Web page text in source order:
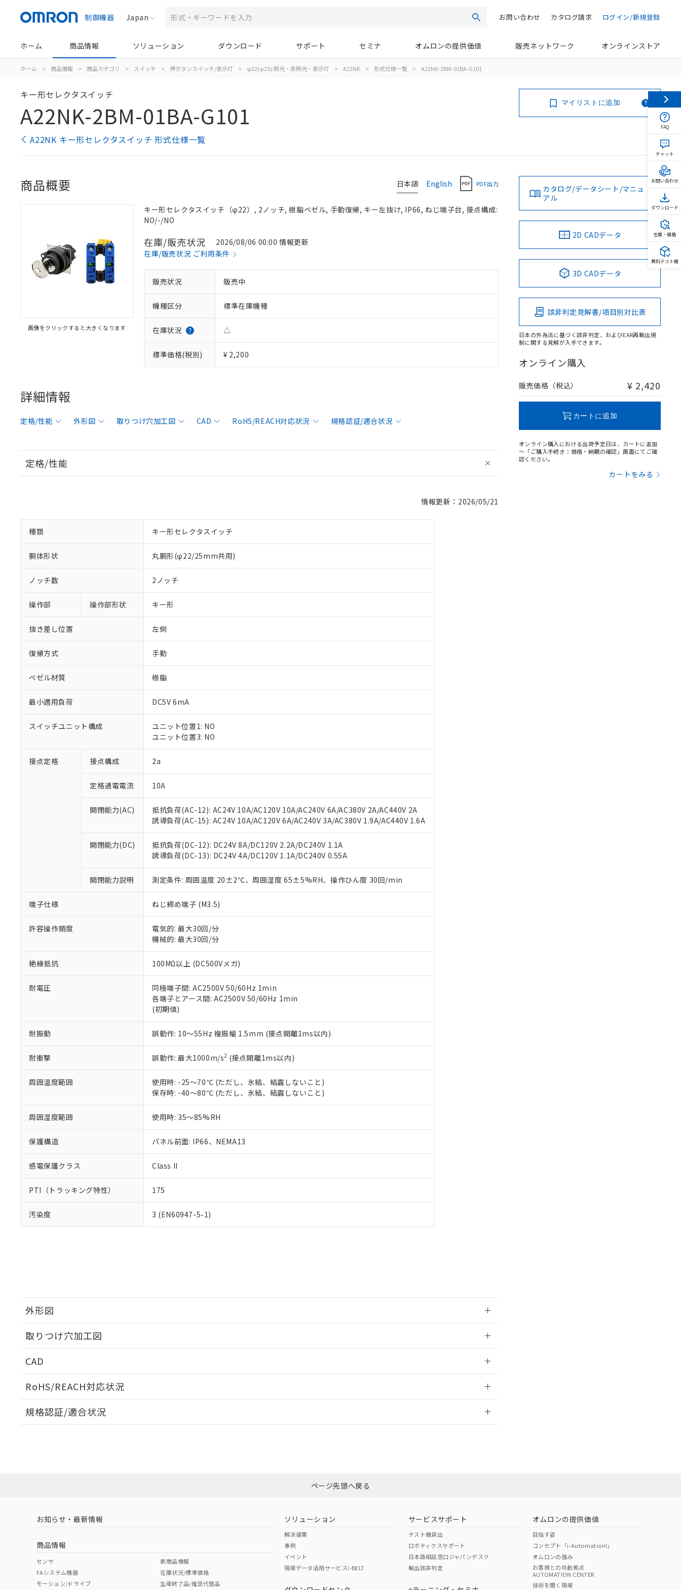
制御機器 Japan 検索 ログイン/新規登録
カタログ請求
お問い合わせ
ホーム 商品情報 ソリューション ダウンロード サポート セミナ オムロンの提供価値 販売ネットワーク オンラインストア
ホーム > 商品情報 > 商品カテゴリ > スイッチ > 押ボタンスイッチ/表示灯 > φ22(φ25):照光・非照光・表示灯 > A22NK > 形式仕様一覧 > A22NK-2BM-01BA-G101
キー形セレクタスイッチ
A22NK-2BM-01BA-G101
A22NK キー形セレクタスイッチ 形式仕様一覧
マイリストに追加
日本語 English PDF出力
商品概要
画像をクリックすると大きくなります
キー形セレクタスイッチ（φ22）, 2ノッチ, 樹脂ベゼル, 手動復帰, キー左抜け, IP66, ねじ端子台, 接点構成:
NO/-/NO
在庫/販売状況
2026/08/06 00:00 情報更新
在庫/販売状況 ご利用条件
販売状況 販売中
機種区分 標準在庫機種
在庫状況 △
標準価格(税別) ¥ 2,200
詳細情報
定格/性能 外形図 取りつけ穴加工図 CAD RoHS/REACH対応状況 規格認証/適合状況
定格/性能
情報更新：2026/05/21
種類 キー形セレクタスイッチ
胴体形状 丸胴形(φ22/25mm共用)
ノッチ数 2ノッチ
操作部 操作部形状 キー形
抜き差し位置 左側
復帰方式 手動
ベゼル材質 樹脂
最小適用負荷 DC5V 6mA
スイッチユニット構成
ユニット位置1: NO
ユニット位置3: NO
接点定格 接点構成 2a
定格通電電流 10A
開閉能力(AC)
抵抗負荷(AC-12): AC24V 10A/AC120V 10A/AC240V 6A/AC380V 2A/AC440V 2A
誘導負荷(AC-15): AC24V 10A/AC120V 6A/AC240V 3A/AC380V 1.9A/AC440V 1.6A
開閉能力(DC)
抵抗負荷(DC-12): DC24V 8A/DC120V 2.2A/DC240V 1.1A
誘導負荷(DC-13): DC24V 4A/DC120V 1.1A/DC240V 0.55A
開閉能力説明 測定条件: 周囲温度 20±2℃、周囲湿度 65±5%RH、操作ひん度 30回/min
端子仕様 ねじ締め端子 (M3.5)
許容操作頻度
電気的: 最大30回/分
機械的: 最大30回/分
絶縁抵抗 100MΩ以上 (DC500Vメガ)
耐電圧
同極端子間: AC2500V 50/60Hz 1min
各端子とアース間: AC2500V 50/60Hz 1min
(初期値)
耐振動 誤動作: 10～55Hz 複振幅 1.5mm (接点開離1ms以内)
耐衝撃 誤動作: 最大1000m/s2 (接点開離1ms以内)
周囲温度範囲
使用時: -25～70℃ (ただし、氷結、結露しないこと)
保存時: -40～80℃ (ただし、氷結、結露しないこと)
周囲湿度範囲 使用時: 35～85%RH
保護構造 パネル前面: IP66、NEMA13
感電保護クラス Class II
PTI（トラッキング特性） 175
汚染度 3 (EN60947-5-1)
外形図
取りつけ穴加工図
CAD
RoHS/REACH対応状況
EU RoHS 注意事項・凡例
ダウンロードはこちら
中国 RoHS 注意事項・凡例
中国 RoHS表
Pb Hg Cr(VI)
規格認証/適合状況
（イギリス
（ノルウェー
（日本
（アメリカ
カタログ/データシート/マニュ
アル
2D CADデータ
3D CADデータ
該非判定見解書/項目別対比表
日本の外為法に基づく該非判定、およびEAR再輸出規
制に関する見解が入手できます。
オンライン購入
販売価格（税込） ¥ 2,420
カートに追加
オンライン購入における出荷予定日は、カートに追加
～「ご購入手続き：価格・納期の確認」画面にてご確
認ください。
カートをみる
ご利用条件
以下の条件をお読みいただき、同意のうえご利用ください。
くものです。
当社制御機器事業取扱商品の中には、本サービスの対象外となる商品もあることをご了承ください。
在庫状況および標準価格照会結果は、記載している更新日時点での社内データに基づき作成されるも
のであり、閲覧された時点での実際の在庫および標準価格とは異なる場合があることをご了承くださ
い。
正式な納期状況および標準価格はお客様のお取引先、またはお客様担当のオムロン制御機器販売店・
当社販売員にご相談ください。
在庫状況および標準価格結果を当社の事前の承諾なく第三者に漏洩または開示しないようお願いしま
す。
マイパーツ機能（部品リスト作成サービス）をご利用いただくには、I-Webメンバーズにご登録され
ている必要があります。
お客様が当ウェブサイト上で当社にご登録された部品リストについて、当社および当社の共同利用者
が、当社の製品・サービスに関するお客様との取引・商談に必要な範囲で利用することをご了承くだ
さい。
※1 対応状況
対応済み：EU RoHS指令（10物質）の非含有に対応した製品が提供可能な商品です。
対応予定なし：EU RoHS指令（10物質）の非含有に非対応の商品で、対応品を出す予定はありません。
調査・確認中：EU RoHS指令（10物質）の非含有の対応状況を調査中または確認中の商品です。
仕入先様の事情により、非含有部品としていたものが、含有品と判明した場合などやむを得ず変更すること
があります。
鉛(Pb) 1000ppm以下、 水銀(Hg) 1000ppm以下、 カドミウム(Cd) 100ppm以下、
六価クロム(Cr(Ⅵ)) 1000ppm以下、ポリ臭化ビフェニル類(PBB) 1000ppm以下、ポリ臭化ジフェニルエーテル類(PBDE) 1000ppm以下、
フタル酸ビス(2-エチルヘキシル) (DEHP)(別名：DOP) 1000ppm以下、フタル酸ブチルベンジル（BBP） 1000ppm以下、フタル酸ジブチ
ル（DBP） 1000ppm以下、フタル酸ジイソブチル (DIBP) 1000ppm以下
但し、RoHS指令で産業用監視および制御機器に対する適用除外項目は除く。
フタル酸エステル類の４物質については閾値を超える意図的な使用がないことを確認しています。
※2 対応予定月
部品在庫の切り替え状況などにより、予定月が前後することがあります。
※3 非含有証明書ダウンロード
下記の非含有証明書をダウンロードすることができます。
EU RoHS指令（10物質）の非含有証明書
51物質の非含有証明書（当社基準）
※本証明書は発行日時点で非含有を証明するもので、過去に遡って非含有を証明するものではありません。
混在することから備考欄に対応日を記載しておりました。
既に当社にて対応品への在庫切替を完了していることから、特段のことがない限り、2022年1月12日よ
り割愛しております。
※1 中国RoHS○×表
「○」：最大均質材料含有率が中国RoHSの基準値以下であることを示します。
「×」：最大均質材料含有率が中国RoHSの基準値を超えていることを示します。
「－」：未確認です。当社販売部門へお問い合わせください。
Cr(Ⅵ)(六価クロム) : 1000ppm、 PBBs(ポリ臭化ビフェニル類) : 1000ppm、 PBDEs(ポリ臭化ジフェニルエーテル類) : 1000ppm、
※2 環境保護使用期限
「ｅ」：有害物質（10物質）のすべてが基準値以下であることを示します。
味します。
「－」：未確認です。当社販売部門へお問い合わせください。
う）を輸出または国外への提供する場合は、日本国政府の輸出許可(または役務取引許可)を取得する
などの必要な手続きをとります。
当社は規制貨物を破棄する場合は、完全に破砕するなど、違法に輸出されないよう必要な手段を講じ
ます。
当社は貴社製品を、核兵器、ミサイル、化学兵器、生物兵器またはその他武器並びにこれらの製造装
置等に一切使用いたしません。
また当社は、販売先および販売に係わる関係者が違法に輸出するおそれがある場合は、取り引きをい
たしません。
合意する
記
説明
一定数には満たないが在庫あり
－
在庫なし(最新の在庫状況については、お客様のお取引先、またはお客様担当のオムロン制御
機器販売店・当社販売員にご確認ください)
受注生産機種、また在庫状況の情報を公開していない機種
ページ先頭へ戻る
お知らせ・最新情報
商品情報
センサ
FAシステム機器
モーション/ドライブ
新商品情報
在庫状況/標準価格
生産終了品/推奨代替品
ソリューション
解決提案
事例
イベント
現場データ活用サービスi-BELT
サービスサポート
テスト機貸出
ロボティクスサポート
日本語相談窓口ジャパンデスク
輸出該非判定
オムロンの提供価値
目指す姿
コンセプト「i-Automation!」
オムロンの強み
お客様との共創拠点
AUTOMATION CENTER
技術を磨く現場
FAQ
チャット
お問い合わせ
ダウンロード
在庫・価格
無料テスト機